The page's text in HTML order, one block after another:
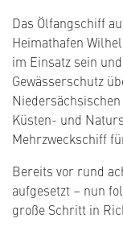
Das Ölfangschiff
Heimathafen
im Einsatz sein
Gewässerschutz
Küsten- und
Mehrzweckschiff
Bereits vor rund
aufgesetzt – nun
große Schritt in